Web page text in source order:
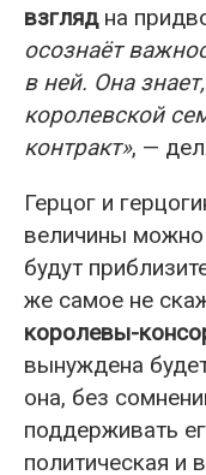
взглядна
осознаёт
в ней. Она
королевской
контракт», —
Герцог и
величины можно
будут
же самое не
королевы-
вынуждена
она, без
поддерживать
политическая и